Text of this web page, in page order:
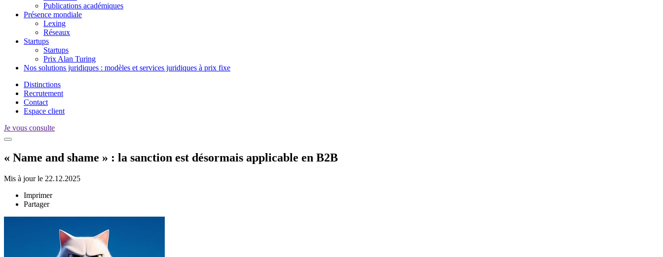
Publications académiques
Présence mondiale
Lexing
Réseaux
Startups
Startups
Prix Alan Turing
Nos solutions juridiques : modèles et services juridiques à prix fixe
Distinctions
Recrutement
Contact
Espace client
Je vous consulte
« Name and shame » : la sanction est désormais applicable en B2B
Mis à jour le 22.12.2025
Imprimer
Partager